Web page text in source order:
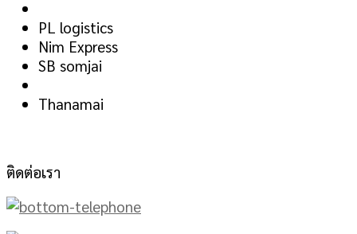
PL logistics
Nim Express
SB somjai
Thanamai
ติดต่อเรา